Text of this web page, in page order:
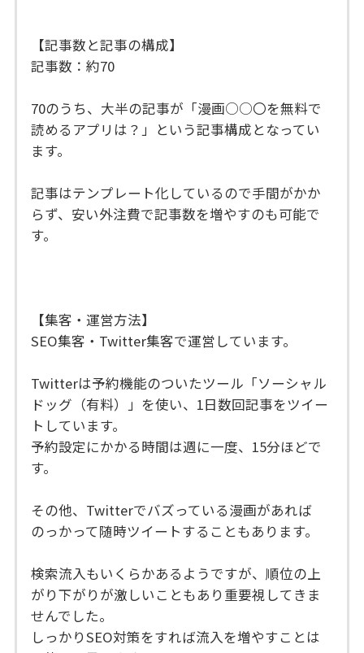
【記事数と記事の構成】
記事数：約70
70のうち、大半の記事が「漫画○○〇を無料で
読めるアプリは？」という記事構成となってい
ます。
記事はテンプレート化しているので手間がかか
らず、安い外注費で記事数を増やすのも可能で
す。
【集客・運営方法】
SEO集客・Twitter集客で運営しています。
Twitterは予約機能のついたツール「ソーシャル
ドッグ（有料）」を使い、1日数回記事をツイー
トしています。
予約設定にかかる時間は週に一度、15分ほどで
す。
その他、Twitterでバズっている漫画があれば
のっかって随時ツイートすることもあります。
検索流入もいくらかあるようですが、順位の上
がり下がりが激しいこともあり重要視してきま
せんでした。
しっかりSEO対策をすれば流入を増やすことは